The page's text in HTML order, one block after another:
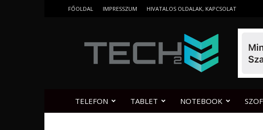
FŐOLDAL IMPRESSZUM HIVATALOS OLDALAK, KAPCSOLAT
TELEFON TABLET NOTEBOOK